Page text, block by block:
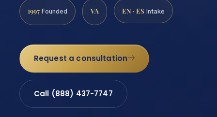
1997 Founded VA EN · ES Intake
Request a consultation
Call (888) 437-7747